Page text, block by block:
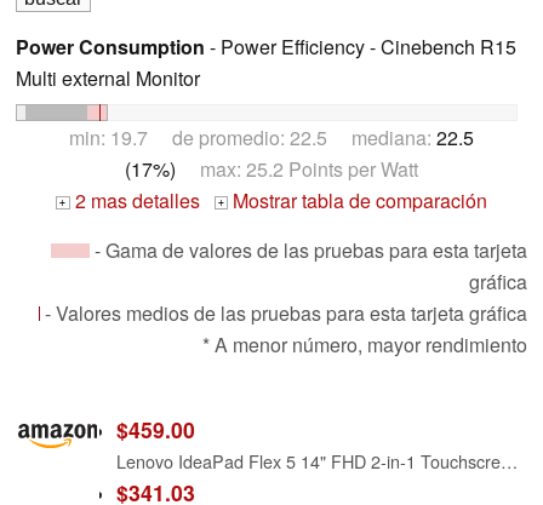
Power Consumption - Power Efficiency - Cinebench R15
Multi external Monitor
min: 19.7 de promedio: 22.5 mediana: 22.5
(17%) max: 25.2 Points per Watt
+ 2 mas detalles +
Mostrar tabla de comparación
- Gama de valores de las pruebas para esta tarjeta
gráfica
- Valores medios de las pruebas para esta tarjeta gráfica
* A menor número, mayor rendimiento
$459.00
Lenovo IdeaPad Flex 5 14" FHD 2-in-1 Touchscreen Laptop, AMD Ryzen 3 5300U (up to 3.80 GHz), 4GB RAM, 256GB PCIe SSD, Webcam HDMI Blue Win10 S
$341.03